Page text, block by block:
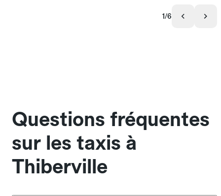
1/6
Questions fréquentes
sur les taxis à
Thiberville